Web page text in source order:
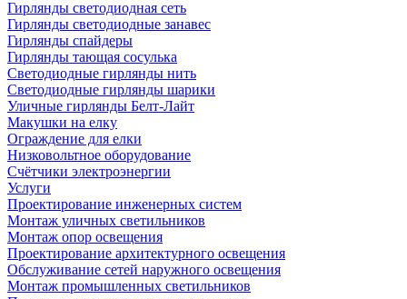
Гирлянды светодиодная сеть
Гирлянды светодиодные занавес
Гирлянды спайдеры
Гирлянды тающая сосулька
Светодиодные гирлянды нить
Светодиодные гирлянды шарики
Уличные гирлянды Белт-Лайт
Макушки на елку
Ограждение для елки
Низковольтное оборудование
Счётчики электроэнергии
Услуги
Проектирование инженерных систем
Монтаж уличных светильников
Монтаж опор освещения
Проектирование архитектурного освещения
Обслуживание сетей наружного освещения
Монтаж промышленных светильников